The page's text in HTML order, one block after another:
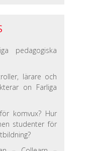
pedagogiska
lärare och
on Farliga
komvux? Hur
studenter för